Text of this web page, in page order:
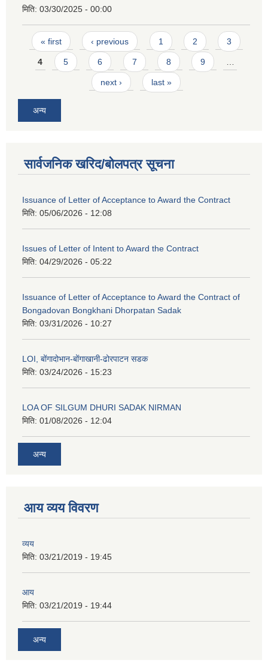
मिति: 03/30/2025 - 00:00
Pages
« first ‹ previous 1 2 3
4 5 6 7 8 9 …
next › last »
अन्य
सार्वजनिक खरिद/बोलपत्र सूचना
Issuance of Letter of Acceptance to Award the Contract
मिति: 05/06/2026 - 12:08
Issues of Letter of Intent to Award the Contract
मिति: 04/29/2026 - 05:22
Issuance of Letter of Acceptance to Award the Contract of
Bongadovan Bongkhani Dhorpatan Sadak
मिति: 03/31/2026 - 10:27
LOI, बोंगादोभान-बोंगाखानी-ढोरपाटन सडक
मिति: 03/24/2026 - 15:23
LOA OF SILGUM DHURI SADAK NIRMAN
मिति: 01/08/2026 - 12:04
अन्य
आय व्यय विवरण
व्यय
मिति: 03/21/2019 - 19:45
आय
मिति: 03/21/2019 - 19:44
अन्य